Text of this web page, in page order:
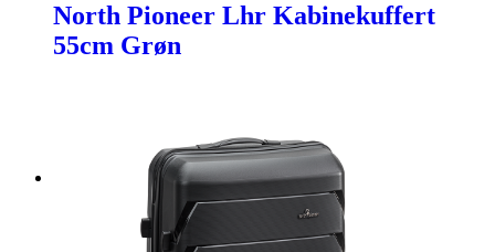
North Pioneer Lhr Kabinekuffert
55cm Grøn